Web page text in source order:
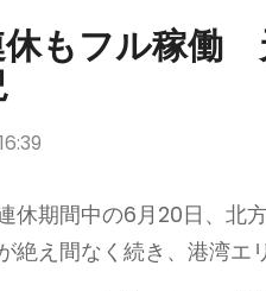
休もフル稼働
休期間中の6月20日、北
絶え間なく続き、港湾エ